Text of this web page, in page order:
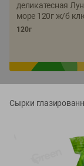
деликатесная
море 120г ж/б
120г
Сырки